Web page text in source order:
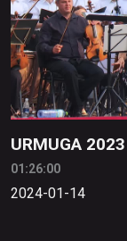
URMUGA
01:26:00
2024-01-14